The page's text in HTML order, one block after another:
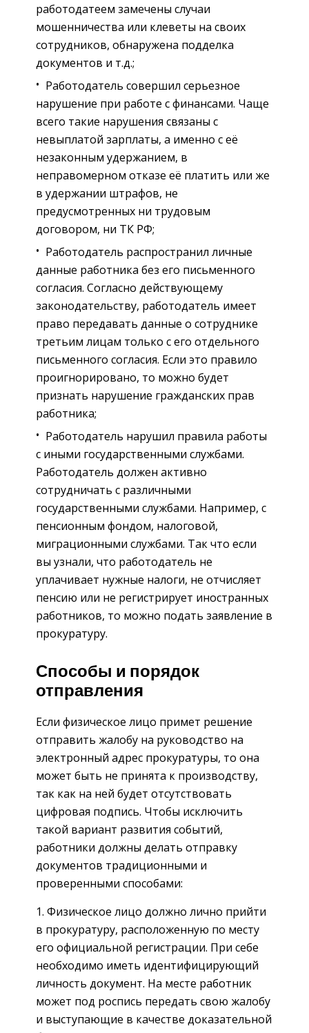
работодатеем замечены случаи
мошенничества или клеветы на своих
сотрудников, обнаружена подделка
документов и т.д.;
Работодатель совершил серьезное
нарушение при работе с финансами. Чаще
всего такие нарушения связаны с
невыплатой зарплаты, а именно с её
незаконным удержанием, в
неправомерном отказе её платить или же
в удержании штрафов, не
предусмотренных ни трудовым
договором, ни ТК РФ;
Работодатель распространил личные
данные работника без его письменного
согласия. Согласно действующему
законодательству, работодатель имеет
право передавать данные о сотруднике
третьим лицам только с его отдельного
письменного согласия. Если это правило
проигнорировано, то можно будет
признать нарушение гражданских прав
работника;
Работодатель нарушил правила работы
с иными государственными службами.
Работодатель должен активно
сотрудничать с различными
государственными службами. Например, с
пенсионным фондом, налоговой,
миграционными службами. Так что если
вы узнали, что работодатель не
уплачивает нужные налоги, не отчисляет
пенсию или не регистрирует иностранных
работников, то можно подать заявление в
прокуратуру.
Способы и порядок
отправления
Если физическое лицо примет решение
отправить жалобу на руководство на
электронный адрес прокуратуры, то она
может быть не принята к производству,
так как на ней будет отсутствовать
цифровая подпись. Чтобы исключить
такой вариант развития событий,
работники должны делать отправку
документов традиционными и
проверенными способами:
Физическое лицо должно лично прийти
в прокуратуру, расположенную по месту
его официальной регистрации. При себе
необходимо иметь идентифицирующий
личность документ. На месте работник
может под роспись передать свою жалобу
и выступающие в качестве доказательной